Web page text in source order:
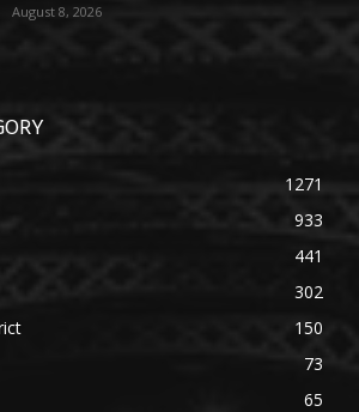
August 8, 2026
1271
933
441
302
150
73
65